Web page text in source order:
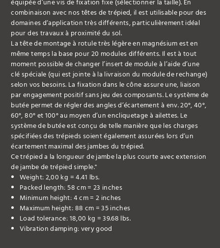
équipée d’une vis de fixation fixe (sélectionner la taille). En
combinaison avec nos têtes de trépied, il est utilisable pour des
domaines d‘application très différents, particulièrement idéal
pour des travaux à proximité du sol.
La tête de montage à rotule très légère en magnésium est en
même temps la base pour 20 modules différents. Il est à tout
moment possible de changer l’insert de module à l’aide d’une
clé spéciale (qui est jointe à la livraison du module de rechange)
selon vos besoins. La fixation dans le cône assure une, liaison
par engagement positif sans jeu des composants. Le système de
butée permet de régler des angles d’écartement à env. 20°, 40°,
60°, 80° et 100° au moyen d’un encliquetage à ailettes. Le
système de butée est conçu de telle manière que les charges
spécifiées des trépieds soient également assurées lors d‘un
écartement maximal des jambes du trépied.
Ce trépied a la longueur de jambe la plus courte avec extension
de jambe de trépied simple."
Weight: 2,00 kg = 4.41 lbs.
Packed length: 58 cm = 23 inches
Minimum height: 4 cm = 2 inches
Maximum height: 88 cm = 35 inches
Load tolerance: 18,00 kg = 39.68 lbs.
Vibration damping: very good